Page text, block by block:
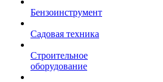
Бензоинструмент
Садовая техника
Строительное
оборудование